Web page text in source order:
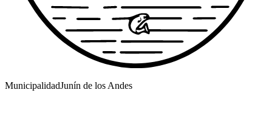
MunicipalidadJunín de los Andes